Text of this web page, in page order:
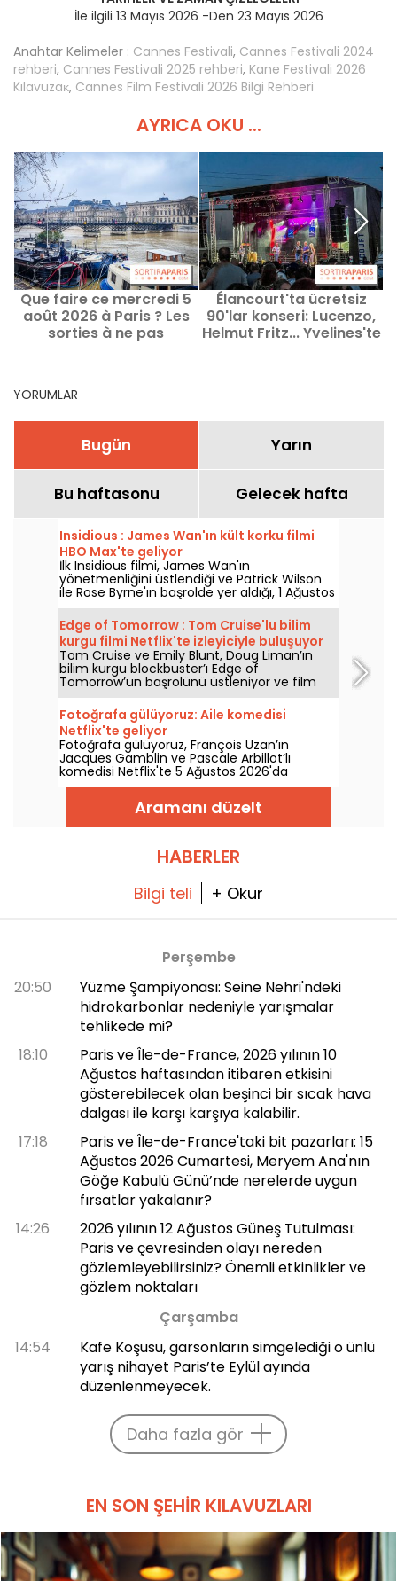
İle ilgili 13 Mayıs 2026 -Den 23 Mayıs 2026
Anahtar Kelimeler : Cannes Festivali, Cannes Festivali 2024
rehberi, Cannes Festivali 2025 rehberi, Kane Festivali 2026
Kılavuzaĸ, Cannes Film Festivali 2026 Bilgi Rehberi
AYRICA OKU ...
Que faire ce mercredi 5
août 2026 à Paris ? Les
sorties à ne pas
Kaçırılmaması gereken
etkinlikler
Élancourt'ta ücretsiz
90'lar konseri: Lucenzo,
Helmut Fritz... Yvelines'te
YORUMLAR
Bugün Yarın
Bu haftasonu Gelecek hafta
Insidious : James Wan'ın kült korku filmi
HBO Max'te geliyor
İlk Insidious filmi, James Wan'ın
yönetmenliğini üstlendiği ve Patrick Wilson
ile Rose Byrne'ın başrolde yer aldığı, 1 Ağustos
2026'da HBO Max'e katılıyor.
Edge of Tomorrow : Tom Cruise'lu bilim
kurgu filmi Netflix'te izleyiciyle buluşuyor
Tom Cruise ve Emily Blunt, Doug Liman’ın
bilim kurgu blockbuster’ı Edge of
Tomorrow’un başrolünü üstleniyor ve film
Netflix’te 6 Ağustos 2026’dan itibaren
izlenebilecek.
Fotoğrafa gülüyoruz: Aile komedisi
Netflix'te geliyor
Fotoğrafa gülüyoruz, François Uzan’ın
Jacques Gamblin ve Pascale Arbillot’lı
komedisi Netflix'te 5 Ağustos 2026'da
izleyiciyle buluşuyor.
Aramanı düzelt
HABERLER
Bilgi teli + Okur
Perşembe
20:50
Yüzme Şampiyonası: Seine Nehri'ndeki
hidrokarbonlar nedeniyle yarışmalar
tehlikede mi?
18:10
Paris ve Île-de-France, 2026 yılının 10
Ağustos haftasından itibaren etkisini
gösterebilecek olan beşinci bir sıcak hava
dalgası ile karşı karşıya kalabilir.
17:18
Paris ve Île-de-France'taki bit pazarları: 15
Ağustos 2026 Cumartesi, Meryem Ana'nın
Göğe Kabulü Günü’nde nerelerde uygun
fırsatlar yakalanır?
14:26
2026 yılının 12 Ağustos Güneş Tutulması:
Paris ve çevresinden olayı nereden
gözlemleyebilirsiniz? Önemli etkinlikler ve
gözlem noktaları
Çarşamba
14:54
Kafe Koşusu, garsonların simgelediği o ünlü
yarış nihayet Paris’te Eylül ayında
düzenlenmeyecek.
Daha fazla gör
EN SON ŞEHIR KILAVUZLARI